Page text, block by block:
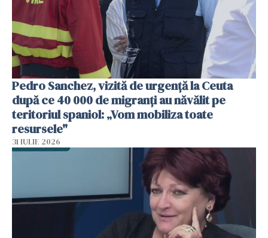
Pedro Sanchez, vizită de urgență la Ceuta
după ce 40 000 de migranți au năvălit pe
teritoriul spaniol: „Vom mobiliza toate
resursele"
31 IULIE 2026